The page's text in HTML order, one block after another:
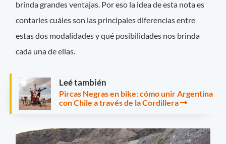
brinda grandes ventajas. Por eso la idea de esta nota es
contarles cuáles son las principales diferencias entre
estas dos modalidades y qué posibilidades nos brinda
cada una de ellas.
Leé también
Pircas Negras en bike: cómo unir Argentina
con Chile a través de la Cordillera